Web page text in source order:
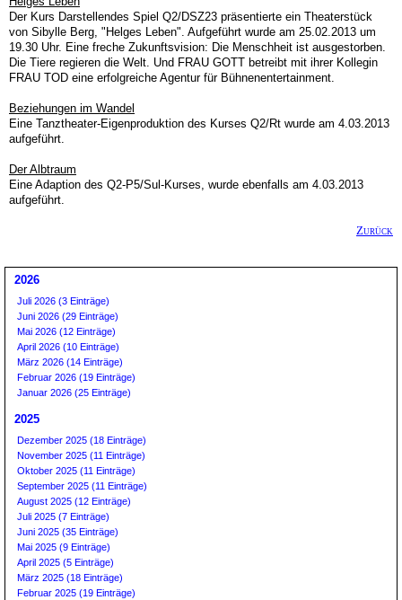
Der Kurs Darstellendes Spiel Q2/DSZ23 präsentierte ein Theaterstück
von Sibylle Berg, "Helges Leben". Aufgeführt wurde am 25.02.2013 um
19.30 Uhr. Eine freche Zukunftsvision: Die Menschheit ist ausgestorben.
Die Tiere regieren die Welt. Und FRAU GOTT betreibt mit ihrer Kollegin
FRAU TOD eine erfolgreiche Agentur für Bühnenentertainment.
Beziehungen im Wandel
Eine Tanztheater-Eigenproduktion des Kurses Q2/Rt wurde am 4.03.2013
aufgeführt.
Der Albtraum
Eine Adaption des Q2-P5/Sul-Kurses, wurde ebenfalls am 4.03.2013
aufgeführt.
Zurück
2026
Juli 2026 (3 Einträge)
Juni 2026 (29 Einträge)
Mai 2026 (12 Einträge)
April 2026 (10 Einträge)
März 2026 (14 Einträge)
Februar 2026 (19 Einträge)
Januar 2026 (25 Einträge)
2025
Dezember 2025 (18 Einträge)
November 2025 (11 Einträge)
Oktober 2025 (11 Einträge)
September 2025 (11 Einträge)
August 2025 (12 Einträge)
Juli 2025 (7 Einträge)
Juni 2025 (35 Einträge)
Mai 2025 (9 Einträge)
April 2025 (5 Einträge)
März 2025 (18 Einträge)
Februar 2025 (19 Einträge)